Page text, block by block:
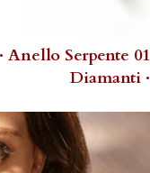
· Anello Serpente
Diamanti ·